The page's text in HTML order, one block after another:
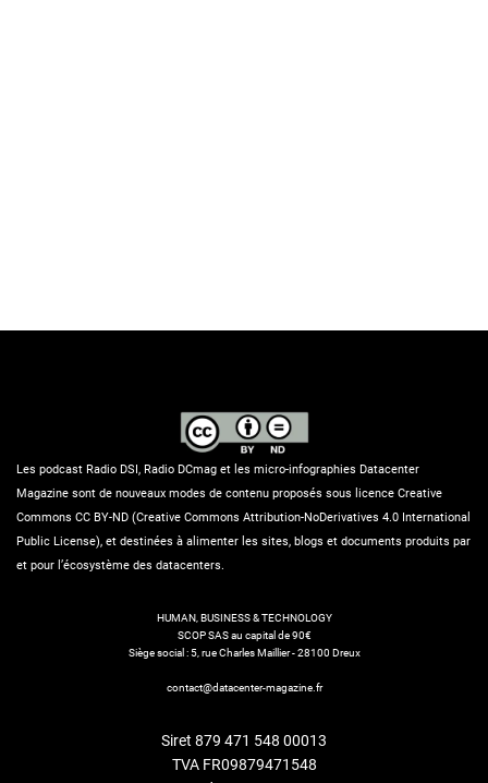
Les podcast Radio DSI, Radio DCmag et les micro-infographies Datacenter
Magazine sont de nouveaux modes de contenu proposés sous licence Creative
Commons CC BY-ND (Creative Commons Attribution-NoDerivatives 4.0 International
Public License), et destinées à alimenter les sites, blogs et documents produits par
et pour l’écosystème des datacenters.
HUMAN, BUSINESS & TECHNOLOGY
SCOP SAS au capital de 90€
Siège social : 5, rue Charles Maillier - 28100 Dreux
contact@datacenter-magazine.fr
Siret 879 471 548 00013
TVA FR09879471548